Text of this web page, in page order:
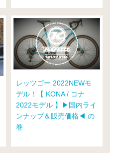
レッツゴー 2022NEWモ
デル！【 KONA / コナ
2022モデル 】▶国内ライ
ンナップ＆販売価格◀ の
巻